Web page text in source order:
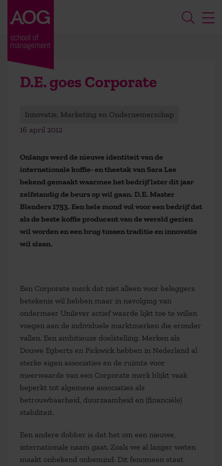
D.E. goes Corporate
Innovatie, Marketing en Ondernemerschap
16 april 2012
Onlangs werd de nieuwe identiteit van de
internationale koffie- en theetak van Sara Lee
bekend gemaakt waarmee het bedrijf later dit jaar
zelfstandig de beurs op wil gaan. D.E. Master
Blenders 1753. Een hele mond vol voor een bedrijf dat
als de beste koffie producent van de wereld gezien
wil worden en een brug tussen traditie en innovatie
wil slaan.
Een Corporate merk dat niet alleen voor beleggers
betekenis wil hebben maar in navolging van
ondermeer Unilever actief waarde lijkt toe te willen
voegen aan de individuele marktmerken die eronder
vallen. Een ambitieuze doelstelling. Merken als
Douwe Egberts en Pickwick hebben in Nederland al
sterke eigen associaties en de ruimte voor
meerwaarde van een Corporate merk blijkt vaak
beperkt tot algemene associaties als
betrouwbaarheid, duurzaamheid en (financiële)
stabiliteit.
Een andere dobber is dat het om een nieuwe,
internationale naam gaat. Zoals we al langer weten
maakt onbekend onbemind. Dit fenomeen staat